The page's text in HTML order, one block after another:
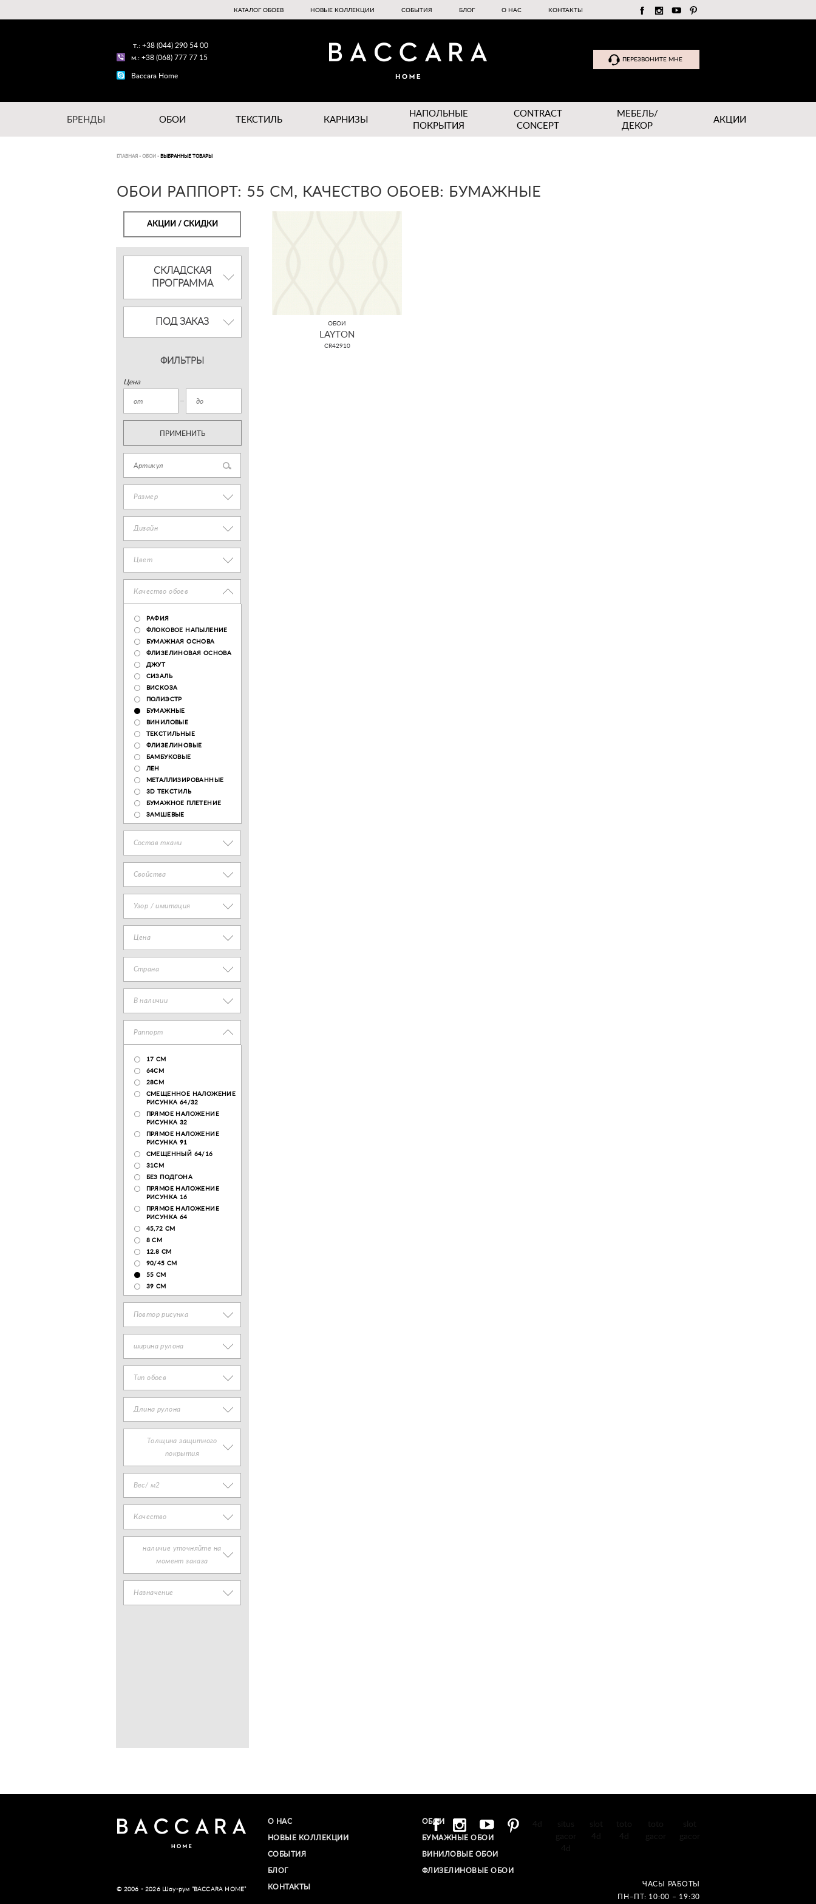
КАТАЛОГ ОБОЕВ НОВЫЕ КОЛЛЕКЦИИ СОБЫТИЯ БЛОГ О НАС КОНТАКТЫ
т.: +38 (044) 290 54 00
м.: +38 (068) 777 77 15
Baccara Home
ПЕРЕЗВОНИТЕ МНЕ
БРЕНДЫ ОБОИ ТЕКСТИЛЬ КАРНИЗЫ
НАПОЛЬНЫЕ
ПОКРЫТИЯ
CONTRACT
CONCEPT
МЕБЕЛЬ/
ДЕКОР
АКЦИИ
ГЛАВНАЯ - ОБОИ - ВЫБРАННЫЕ ТОВАРЫ
ОБОИ РАППОРТ: 55 СМ, КАЧЕСТВО ОБОЕВ: БУМАЖНЫЕ
АКЦИИ / СКИДКИ
СКЛАДСКАЯ
ПРОГРАММА
ПОД ЗАКАЗ
ФИЛЬТРЫ
Цена
ПРИМЕНИТЬ
Размер
Дизайн
Цвет
Качество обоев
РАФИЯ
ФЛОКОВОЕ НАПЫЛЕНИЕ
БУМАЖНАЯ ОСНОВА
ФЛИЗЕЛИНОВАЯ ОСНОВА
ДЖУТ
СИЗАЛЬ
ВИСКОЗА
ПОЛИЭСТР
БУМАЖНЫЕ
ВИНИЛОВЫЕ
ТЕКСТИЛЬНЫЕ
ФЛИЗЕЛИНОВЫЕ
БАМБУКОВЫЕ
ЛЕН
МЕТАЛЛИЗИРОВАННЫЕ
3D ТЕКСТИЛЬ
БУМАЖНОЕ ПЛЕТЕНИЕ
ЗАМШЕВЫЕ
Состав ткани
Свойства
Узор / имитация
Цена
Страна
В наличии
Раппорт
17 CM
64СМ
28CM
СМЕЩЕННОЕ НАЛОЖЕНИЕ
РИСУНКА 64/32
ПРЯМОЕ НАЛОЖЕНИЕ
РИСУНКА 32
ПРЯМОЕ НАЛОЖЕНИЕ
РИСУНКА 91
СМЕЩЕННЫЙ 64/16
31СМ
БЕЗ ПОДГОНА
ПРЯМОЕ НАЛОЖЕНИЕ
РИСУНКА 16
ПРЯМОЕ НАЛОЖЕНИЕ
РИСУНКА 64
45,72 СМ
8 СМ
12.8 CM
90/45 СМ
55 СМ
39 СМ
Повтор рисунка
ширина рулона
Тип обоев
Длина рулона
Толщина защитного
покрытия
Вес/ м2
Качество
наличие уточняйте на
момент заказа
Назначение
ОБОИ
LAYTON
CR42910
© 2006 - 2026 Шоу-рум “BACCARA HOME”
О НАС
НОВЫЕ КОЛЛЕКЦИИ
СОБЫТИЯ
БЛОГ
КОНТАКТЫ
ОБОИ
БУМАЖНЫЕ ОБОИ
ВИНИЛОВЫЕ ОБОИ​
ФЛИЗЕЛИНОВЫЕ ОБОИ
ЧАСЫ РАБОТЫ
ПН–ПТ: 10:00 – 19:30